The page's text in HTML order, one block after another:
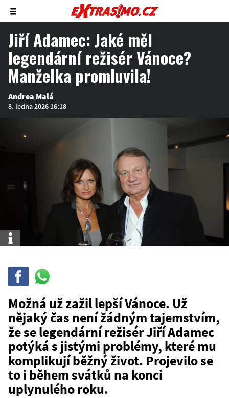
Zobrazit/skrýt
menu
Jiří Adamec: Jaké měl
legendární režisér Vánoce?
Manželka promluvila!
Andrea Malá
8. ledna 2026 16:18
Info
Sdílej
WhatsAppu
Možná už zažil lepší Vánoce. Už
nějaký čas není žádným tajemstvím,
že se legendární režisér Jiří Adamec
potýká s jistými problémy, které mu
komplikují běžný život. Projevilo se
to i během svátků na konci
uplynulého roku.